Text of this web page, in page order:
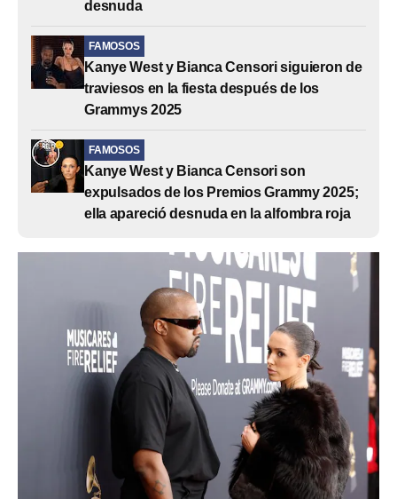
desnuda
FAMOSOS
Kanye West y Bianca Censori siguieron de
traviesos en la fiesta después de los
Grammys 2025
FAMOSOS
Kanye West y Bianca Censori son
expulsados de los Premios Grammy 2025;
ella apareció desnuda en la alfombra roja